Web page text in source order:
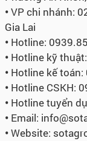
•VP chi nhánh:
Gia Lai
• Hotline:
• Hotline kỹ
• Hotline kế
• Hotline CSKH:
• Hotline tuyển
• Email:
•Website: